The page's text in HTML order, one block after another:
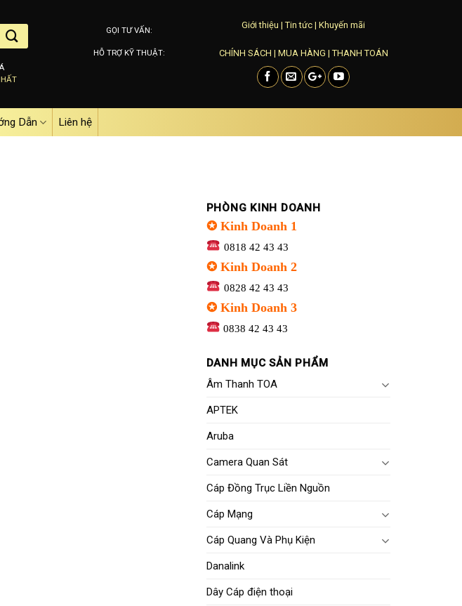
GỌI TƯ VẤN:
HỖ TRỢ KỸ THUẬT:
Giới thiệu |Tin tức | Khuyến mãi
CHÍNH SÁCH | MUA HÀNG |THANH TOÁN
Dẫn Liên hệ
PHÒNG KINH DOANH
✪ Kinh Doanh 1
0818 42 43 43
✪ Kinh Doanh 2
0828 42 43 43
✪ Kinh Doanh 3
0838 42 43 43
DANH MỤC SẢN PHẨM
Âm Thanh TOA
APTEK
Aruba
Camera Quan Sát
Cáp Đồng Trục Liền Nguồn
Cáp Mạng
Cáp Quang Và Phụ Kiện
Danalink
Dây Cáp điện thoại